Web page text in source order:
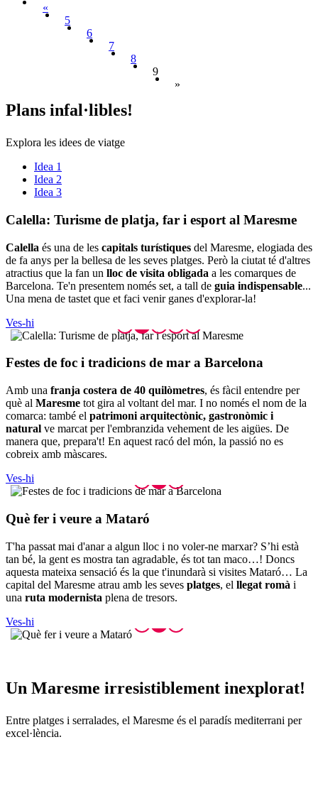
«
5
6
7
8
9
»
Plans infal·libles!
Explora les idees de viatge
Idea 1
Idea 2
Idea 3
Calella: Turisme de platja, far i esport al Maresme
Calella és una de les capitals turístiques del Maresme, elogiada des
de fa anys per la bellesa de les seves platges. Però la ciutat té d'altres
atractius que la fan un lloc de visita obligada a les comarques de
Barcelona. Te'n presentem només set, a tall de guia indispensable...
Una mena de tastet que et faci venir ganes d'explorar-la!
Ves-hi
Festes de foc i tradicions de mar a Barcelona
Amb una franja costera de 40 quilòmetres, és fàcil entendre per
què al Maresme tot gira al voltant del mar. I no només el nom de la
comarca: també el patrimoni arquitectònic, gastronòmic i
natural ve marcat per l'embranzida vehement de les aigües. De
manera que, prepara't! En aquest racó del món, la passió no es
cobreix amb màscares.
Ves-hi
Què fer i veure a Mataró
T'ha passat mai d'anar a algun lloc i no voler-ne marxar? S’hi està
tan bé, la gent es mostra tan agradable, és tot tan maco…! Doncs
aquesta mateixa sensació és la que t'inundarà si visites Mataró… La
capital del Maresme atrau amb les seves platges, el llegat romà i
una ruta modernista plena de tresors.
Ves-hi
Un Maresme irresistiblement inexplorat!
Entre platges i serralades, el Maresme és el paradís mediterrani per
excel·lència.